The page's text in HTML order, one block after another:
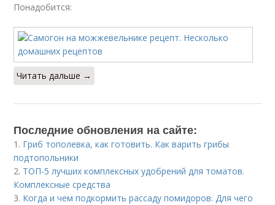
Понадобится:
Читать дальше →
Последние обновления на сайте:
1. Гриб тополевка, как готовить. Как варить грибы
подтопольники
2. ТОП-5 лучших комплексных удобрений для томатов.
Комплексные средства
3. Когда и чем подкормить рассаду помидоров. Для чего